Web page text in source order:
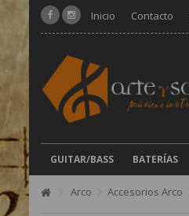
Inicio Contacto
GUITAR/BASS BATERÍAS
Arco Accesorios Arco